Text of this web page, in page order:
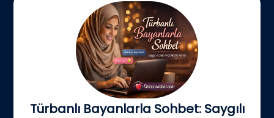
Türbanlı Bayanlarla Sohbet: Saygılı